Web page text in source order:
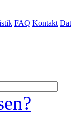
FAQ Kontakt